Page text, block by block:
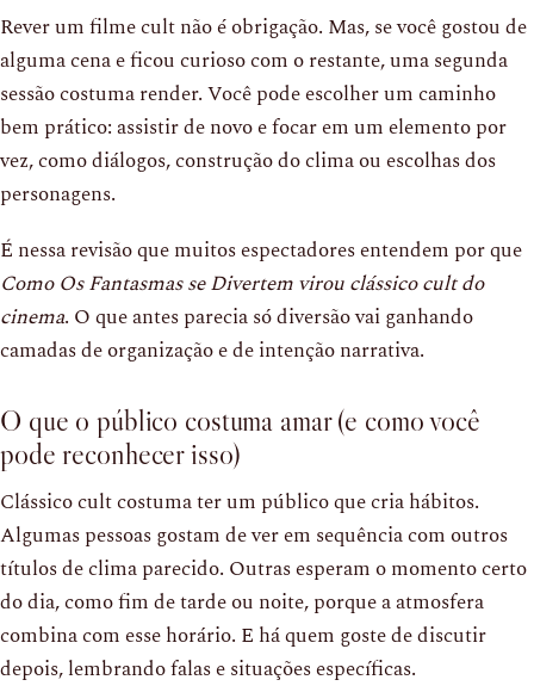
Rever um filme cult não é obrigação. Mas, se você gostou de
alguma cena e ficou curioso com o restante, uma segunda
sessão costuma render. Você pode escolher um caminho
bem prático: assistir de novo e focar em um elemento por
vez, como diálogos, construção do clima ou escolhas dos
personagens.
É nessa revisão que muitos espectadores entendem por que
Como Os Fantasmas se Divertem virou clássico cult do
cinema. O que antes parecia só diversão vai ganhando
camadas de organização e de intenção narrativa.
O que o público costuma amar (e como você
pode reconhecer isso)
Clássico cult costuma ter um público que cria hábitos.
Algumas pessoas gostam de ver em sequência com outros
títulos de clima parecido. Outras esperam o momento certo
do dia, como fim de tarde ou noite, porque a atmosfera
combina com esse horário. E há quem goste de discutir
depois, lembrando falas e situações específicas.